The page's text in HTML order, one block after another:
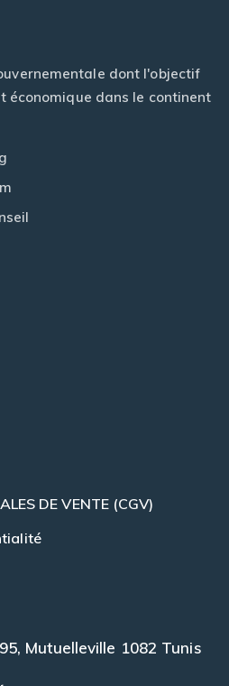
dont l'objectif
économique dans le continent
DE VENTE (CGV)
Mutuelleville 1082 Tunis